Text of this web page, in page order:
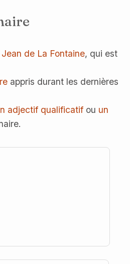
Jean de La Fontaine, qui est
appris durant les dernières
adjectif qualificatif ou un